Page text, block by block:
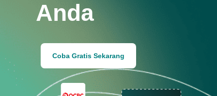
Anda
Coba Gratis Sekarang